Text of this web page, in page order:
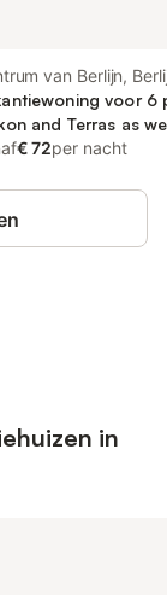
van Berlijn,
voor 6
and Terras as
€ 72per nacht
in